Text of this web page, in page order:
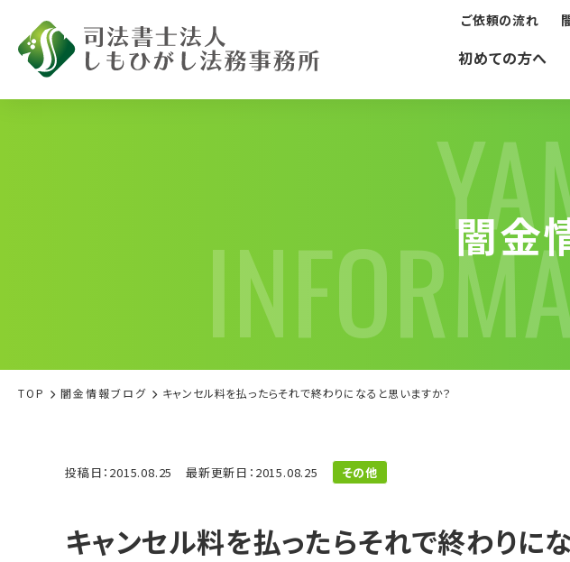
ご依頼の流れ
初めての方へ
お困りの方へ
お困りの方へ
闇金
TOP 闇金情報ブログ キャンセル料を払ったらそれで終わりになると思いますか？
投稿日：2015.08.25 最新更新日：2015.08.25 その他
キャンセル料を払ったらそれで終わりに